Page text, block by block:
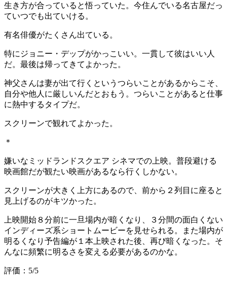
生き方が合っていると悟っていた。今住んでいる名古屋だっ
ていつでも出ていける。
有名俳優がたくさん出ている。
特にジョニー・デップがかっこいい。一貫して彼はいい人
だ。最後は帰ってきてよかった。
神父さんは妻が出て行くというつらいことがあるからこそ、
自分や他人に厳しいんだとおもう。つらいことがあると仕事
に熱中するタイプだ。
スクリーンで観れてよかった。
＊
嫌いなミッドランドスクエア シネマでの上映。普段避ける
映画館だが観たい映画があるなら行くしかない。
スクリーンが大きく上方にあるので、前から２列目に座ると
見上げるのがキツかった。
上映開始８分前に一旦場内が暗くなり、３分間の面白くない
インディーズ系ショートムービーを見せられる。また場内が
明るくなり予告編が１本上映された後、再び暗くなった。そ
んなに頻繁に明るさを変える必要があるのかな。
評価：5/5